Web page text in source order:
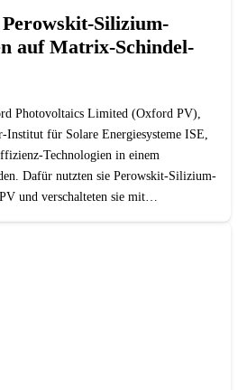
Silizium-
auf Matrix-Schindel-
Photovoltaics Limited (Oxford PV),
Institut für Solare Energiesysteme ISE,
Technologien in einem
Dafür nutzten sie Perowskit-Silizium-
und verschalteten sie mit…